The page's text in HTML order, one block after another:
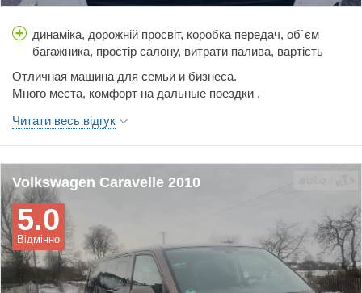
динаміка, дорожній просвіт, коробка передач, об`єм
багажника, простір салону, витрати палива, вартість
Отличная машина для семьи и бизнеса.
Много места, комфорт на дальные поездки .
Читати весь відгук
Volkswagen Caravelle 2010
Відмінно
5.0